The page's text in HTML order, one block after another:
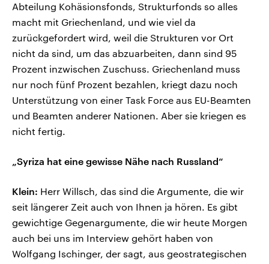
Abteilung Kohäsionsfonds, Strukturfonds so alles
macht mit Griechenland, und wie viel da
zurückgefordert wird, weil die Strukturen vor Ort
nicht da sind, um das abzuarbeiten, dann sind 95
Prozent inzwischen Zuschuss. Griechenland muss
nur noch fünf Prozent bezahlen, kriegt dazu noch
Unterstützung von einer Task Force aus EU-Beamten
und Beamten anderer Nationen. Aber sie kriegen es
nicht fertig.
„Syriza hat eine gewisse Nähe nach Russland“
Klein: Herr Willsch, das sind die Argumente, die wir
seit längerer Zeit auch von Ihnen ja hören. Es gibt
gewichtige Gegenargumente, die wir heute Morgen
auch bei uns im Interview gehört haben von
Wolfgang Ischinger, der sagt, aus geostrategischen